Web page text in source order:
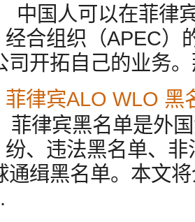
中国人可以在菲律
经合组织（APEC）
司开拓自己的业务
菲律宾ALO WLO 黑
菲律宾黑名单是外
纷、违法黑名单、
通缉黑名单。本文